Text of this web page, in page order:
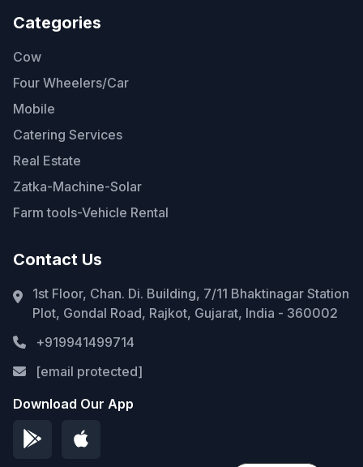
Categories
Cow
Four Wheelers/Car
Mobile
Catering Services
Real Estate
Zatka-Machine-Solar
Farm tools-Vehicle Rental
Contact Us
1st Floor, Chan. Di. Building, 7/11 Bhaktinagar Station
Plot, Gondal Road, Rajkot, Gujarat, India - 360002
+919941499714
[email protected]
Download Our App